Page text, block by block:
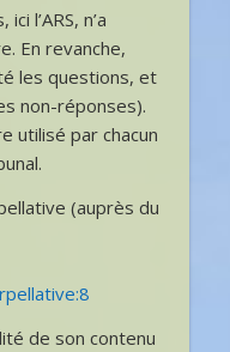
l’ARS, n’a
En revanche,
les questions, et
non-réponses).
utilisé par chacun
(auprès du
de son contenu